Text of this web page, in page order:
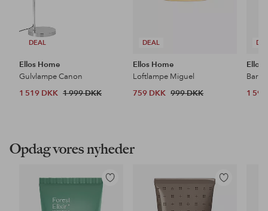
DEAL
Ellos Home
Gulvlampe Canon
1 519 DKK 1 999 DKK
DEAL
Ellos Home
Loftlampe Miguel
759 DKK 999 DKK
Ellos
1
Opdag vores nyheder
Tilføj
til
favoritter
Tilføj